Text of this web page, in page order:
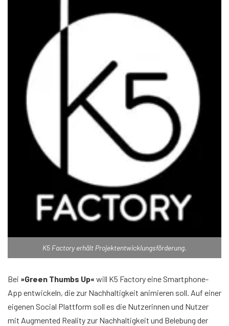
K5 Factory erhält Projektentwicklungsförderung.
Bei »Green Thumbs Up« will K5 Factory eine Smartphone-
App entwickeln, die zur Nachhaltigkeit animieren soll. Auf einer
eigenen Social Plattform soll es die Nutzerinnen und Nutzer
mit Augmented Reality zur Nachhaltigkeit und Belebung der